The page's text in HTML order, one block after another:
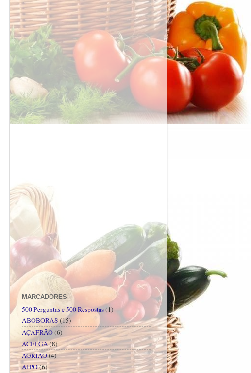
MARCADORES
500 Perguntas e 500 Respostas(1)
ABOBORAS (15)
AÇAFRÃO(6)
ACELGA(8)
AGRIÃO(4)
AIPO(6)